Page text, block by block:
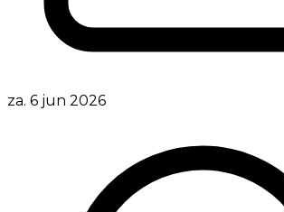
za. 6 jun 2026